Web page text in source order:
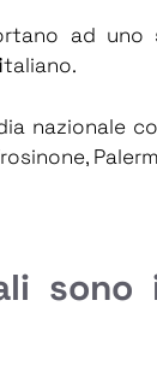
ad
taliano.
nazionale
sono